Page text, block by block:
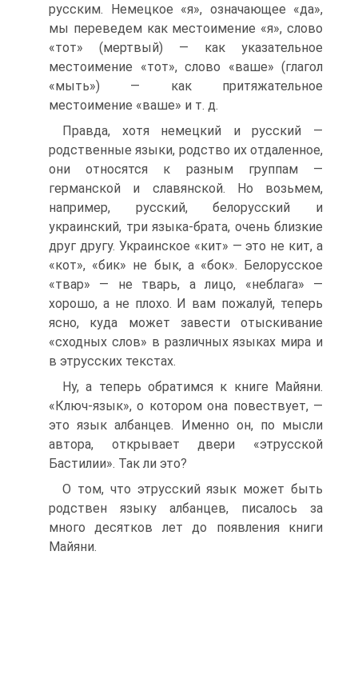
русским. Немецкое «я», означающее «да»,
мы переведем как местоимение «я», слово
«тот» (мертвый) — как указательное
местоимение «тот», слово «ваше» (глагол
«мыть») — как притяжательное
местоимение «ваше» и т. д.
Правда, хотя немецкий и русский —
родственные языки, родство их отдаленное,
они относятся к разным группам —
германской и славянской. Но возьмем,
например, русский, белорусский и
украинский, три языка-брата, очень близкие
друг другу. Украинское «кит» — это не кит, а
«кот», «бик» не бык, а «бок». Белорусское
«твар» — не тварь, а лицо, «неблага» —
хорошо, а не плохо. И вам пожалуй, теперь
ясно, куда может завести отыскивание
«сходных слов» в различных языках мира и
в этрусских текстах.
Ну, а теперь обратимся к книге Майяни.
«Ключ-язык», о котором она повествует, —
это язык албанцев. Именно он, по мысли
автора, открывает двери «этрусской
Бастилии». Так ли это?
О том, что этрусский язык может быть
родствен языку албанцев, писалось за
много десятков лет до появления книги
Майяни.